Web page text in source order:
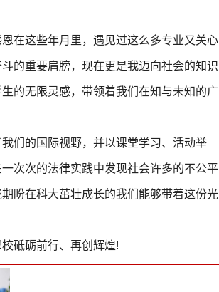
在这些年月里，遇见过这么多专业又关心
的重要肩膀，现在更是我迈向社会的知识
的无限灵感，带领着我们在知与未知的广
们的国际视野，并以课堂学习、活动举
次次的法律实践中发现社会许多的不公平
盼在科大茁壮成长的我们能够带着这份光
砥砺前行、再创辉煌!